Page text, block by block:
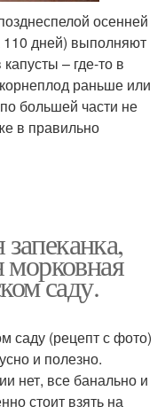
осенней
110 дней) выполняют
– где-то в
раньше или
большей части не
в правильно
морковная
саду.
саду (рецепт с фото)
и полезно.
нет, все банально и
стоит взять на